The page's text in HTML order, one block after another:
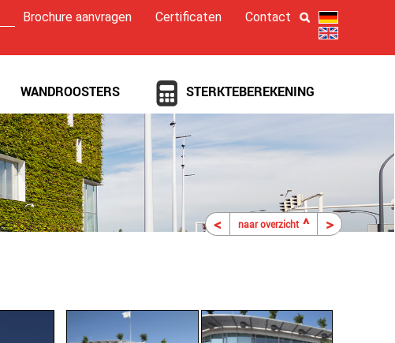
Brochure aanvragen Certificaten Contact
WANDROOSTERS STERKTEBEREKENING
< naar overzicht^ >